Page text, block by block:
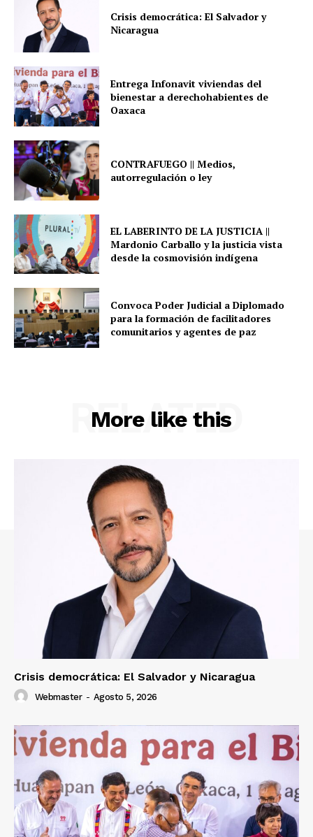
Crisis democrática: El Salvador y
Nicaragua
Entrega Infonavit viviendas del
bienestar a derechohabientes de
Oaxaca
CONTRAFUEGO || Medios,
autorregulación o ley
EL LABERINTO DE LA JUSTICIA ||
Mardonio Carballo y la justicia vista
desde la cosmovisión indígena
Convoca Poder Judicial a Diplomado
para la formación de facilitadores
comunitarios y agentes de paz
More like this
RELATED
Crisis democrática: El Salvador y Nicaragua
Webmaster - Agosto 5, 2026